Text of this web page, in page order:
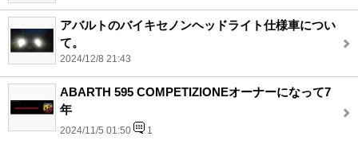
アバルトのバイキセノンヘッドライト仕様車につい
て。
2024/12/8 21:43
ABARTH 595 COMPETIZIONEオーナーになって7
年
2024/11/5 01:50 1